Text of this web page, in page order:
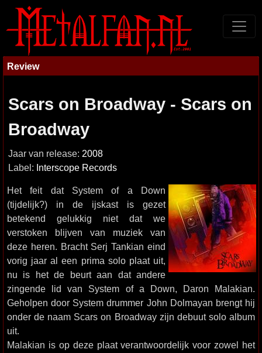
Review
Scars on Broadway - Scars on
Broadway
Jaar van release: 2008
Label: Interscope Records
Het feit dat System of a Down
(tijdelijk?) in de ijskast is gezet
betekend gelukkig niet dat we
verstoken blijven van muziek van
deze heren. Bracht Serj Tankian eind
vorig jaar al een prima solo plaat uit,
nu is het de beurt aan dat andere
zingende lid van System of a Down, Daron Malakian.
Geholpen door System drummer John Dolmayan brengt hij
onder de naam Scars on Broadway zijn debuut solo album
uit.
Malakian is op deze plaat verantwoordelijk voor zowel het